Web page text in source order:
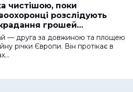
чистішою, поки
розслідують
грошей
гранту
— друга за довжиною та площею
річки Європи. Він протікає в